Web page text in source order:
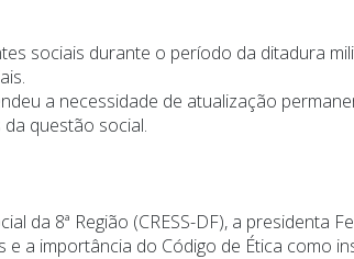
sociais durante o período da ditadura
a necessidade de atualização
questão social.
da 8ª Região (CRESS-DF), a
e a importância do Código de Ética como